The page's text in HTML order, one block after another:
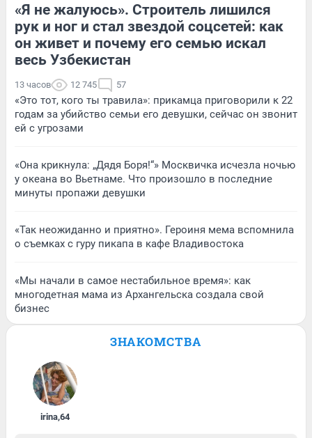
«Я не жалуюсь». Строитель лишился
рук и ног и стал звездой соцсетей: как
он живет и почему его семью искал
весь Узбекистан
13 часов 12 745 57
«Это тот, кого ты травила»: прикамца приговорили к 22
годам за убийство семьи его девушки, сейчас он звонит
ей с угрозами
«Она крикнула: „Дядя Боря!“» Москвичка исчезла ночью
у океана во Вьетнаме. Что произошло в последние
минуты пропажи девушки
«Так неожиданно и приятно». Героиня мема вспомнила
о съемках с гуру пикапа в кафе Владивостока
«Мы начали в самое нестабильное время»: как
многодетная мама из Архангельска создала свой
бизнес
ЗНАКОМСТВА
irina,64